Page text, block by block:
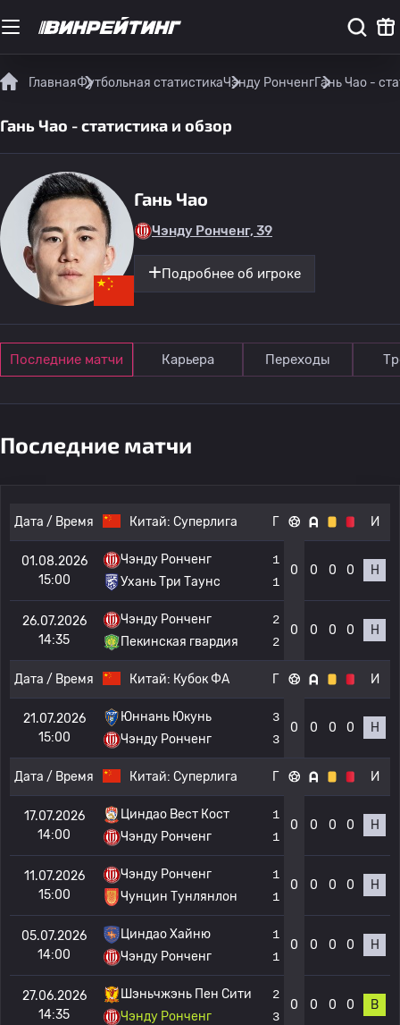
ГлавнаяФутбольная статистикаЧэнду РонченгГань Чао -
Гань Чао - статистика и обзор
Гань Чао
Чэнду Ронченг, 39
Подробнее об игроке
Последние матчи Карьера Переходы
Последние матчи
Дата / Время Китай: Суперлига Г И
01.08.2026
15:00
Чэнду Ронченг
Ухань Три Таунс
1
1
0 0 0 0 Н
26.07.2026
14:35
Чэнду Ронченг
Пекинская гвардия
2
2
0 0 0 0 Н
Дата / Время Китай: Кубок ФА Г И
21.07.2026
15:00
Юннань Юкунь
Чэнду Ронченг
3
3
0 0 0 0 Н
Дата / Время Китай: Суперлига Г И
17.07.2026
14:00
Циндао Вест Кост
Чэнду Ронченг
1
1
0 0 0 0 Н
11.07.2026
15:00
Чэнду Ронченг
Чунцин Тунлянлон
1
1
0 0 0 0 Н
05.07.2026
14:00
Циндао Хайню
Чэнду Ронченг
1
1
0 0 0 0 Н
27.06.2026
14:35
Шэньчжэнь Пен Сити
Чэнду Ронченг
2
3
0 0 0 0 В